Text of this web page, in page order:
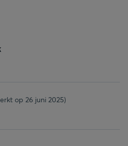
op 26 juni 2025)